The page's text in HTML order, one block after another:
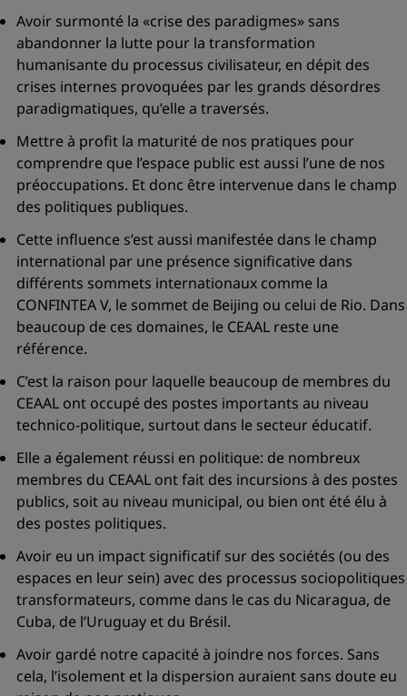
Avoir surmonté la «crise des paradigmes» sans
abandonner la lutte pour la transformation
humanisante du processus civilisateur, en dépit des
crises internes provoquées par les grands désordres
paradigmatiques, qu’elle a traversés.
Mettre à profit la maturité de nos pratiques pour
comprendre que l’espace public est aussi l’une de nos
préoccupations. Et donc être intervenue dans le champ
des politiques publiques.
Cette influence s’est aussi manifestée dans le champ
international par une présence significative dans
différents sommets internationaux comme la
CONFINTEA V, le sommet de Beijing ou celui de Rio. Dans
beaucoup de ces domaines, le CEAAL reste une
référence.
C’est la raison pour laquelle beaucoup de membres du
CEAAL ont occupé des postes importants au niveau
technico-politique, surtout dans le secteur éducatif.
Elle a également réussi en politique: de nombreux
membres du CEAAL ont fait des incursions à des postes
publics, soit au niveau municipal, ou bien ont été élu à
des postes politiques.
Avoir eu un impact significatif sur des sociétés (ou des
espaces en leur sein) avec des processus sociopolitiques
transformateurs, comme dans le cas du Nicaragua, de
Cuba, de l’Uruguay et du Brésil.
Avoir gardé notre capacité à joindre nos forces. Sans
cela, l’isolement et la dispersion auraient sans doute eu